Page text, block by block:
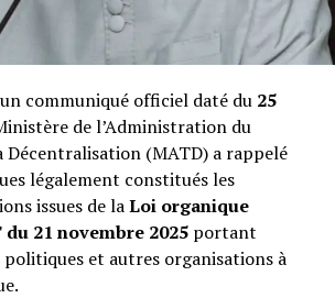
bêtes les unes après les autres.
après leur mort, leur estomac est
compact de sacs plastiques
», témoigne un éleveur impuissant
enquête. Les vétérinaires
exponentielle des occlusions
décimant une économie pastorale
communiqué officiel daté du 25
de l’Administration du
(MATD) a rappelé
légalement constitués les
issues de laLoi organique
21 novembre 2025portant
et autres organisations à